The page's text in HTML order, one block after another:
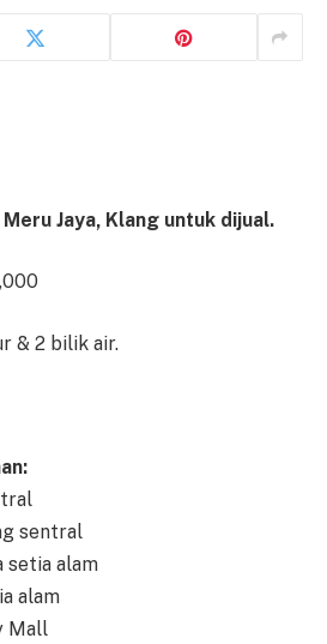
Jaya, Klang untuk dijual.
& 2 bilik air.
sentral
setia alam
alam
Mall